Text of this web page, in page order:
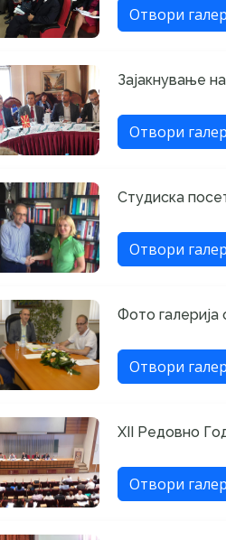
Отвори
Зајакнување
Отвори
Студиска
Отвори
Фото галерија
Отвори
XII Редовно
Отвори